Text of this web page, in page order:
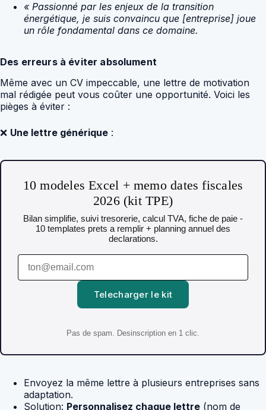
« Passionné par les enjeux de la transition
énergétique, je suis convaincu que [entreprise] joue
un rôle fondamental dans ce domaine.
Des erreurs à éviter absolument
Même avec un CV impeccable, une lettre de motivation
mal rédigée peut vous coûter une opportunité. Voici les
pièges à éviter :
❌ Une lettre générique :
10 modeles Excel + memo dates fiscales
2026 (kit TPE)
Bilan simplifie, suivi tresorerie, calcul TVA, fiche de paie -
10 templates prets a remplir + planning annuel des
declarations.
Telecharger le kit
Pas de spam. Desinscription en 1 clic.
Envoyez la même lettre à plusieurs entreprises sans
adaptation.
Solution: Personnalisez chaque lettre (nom de